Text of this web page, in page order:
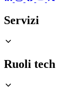
Servizi
Ruoli tech